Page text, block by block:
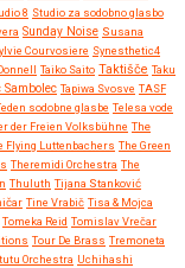
8 Studio za sodobno glasbo
Sunday Noise Susana
Courvosiere Synesthetic4
Taiko Saito Taktišče Taku
Sambolec Tapiwa Svosve TASF
sodobne glasbe Telesa vode
der Freien Volksbühne The
Flying Luttenbachers The Green
Theremidi Orchestra The
Thuluth Tijana Stanković
Tine Vrabič Tisa & Mojca
Tomeka Reid Tomislav Vrečar
Tour De Brass Tremoneta
Orchestra Uchihashi